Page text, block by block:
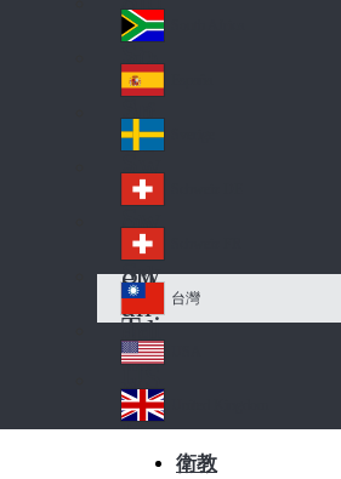
va
kia
So
uth
Af
ric
a
Sp
ain
Sw
ed
en
Sw
itz
erl
an
d
Sw
itz
erl
an
d
Tai
wa
n
台灣
A
Un
衛教